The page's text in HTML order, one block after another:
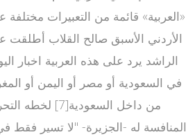
«العربية» قائمة من التعبيرات
الراشد يرد على هذه العربية اخبار
المنافسة له -الجزيرة- "لا تسير فقط